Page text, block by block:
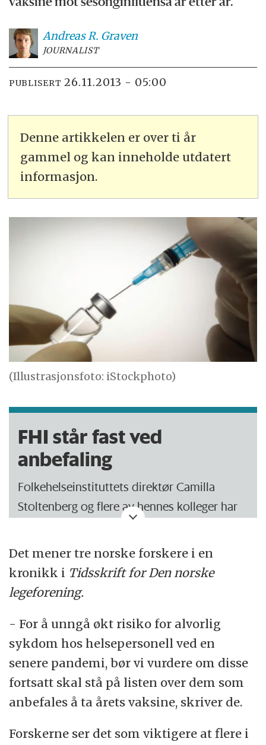
vaksine mot sesonginfluensa år etter år.
Andreas R. Graven
JOURNALIST
PUBLISERT 26.11.2013 - 05:00
Denne artikkelen er over ti år
gammel og kan inneholde utdatert
informasjon.
(Illustrasjonsfoto: iStockphoto)
FHI står fast ved
anbefaling
Folkehelseinstituttets direktør Camilla
Stoltenberg og flere av hennes kolleger har
først ble publisert i Tidsskriftets nettutgave
tidligere denne måneden.
I dette tilsvaret heter det at FHI fullt ut
støtter synspunktet om å intensivere
arbeidet med å øke vaksinasjonsdekningen
for risikogruppene.
Stoltenberg mener derimot at det er
fornuftig å anbefale vaksinering for
helsepersonell.
Det mener tre norske forskere i en
kronikk i Tidsskrift for Den norske
legeforening.
- For å unngå økt risiko for alvorlig
sykdom hos helsepersonell ved en
senere pandemi, bør vi vurdere om disse
fortsatt skal stå på listen over dem som
anbefales å ta årets vaksine, skriver de.
Forskerne ser det som viktigere at flere i